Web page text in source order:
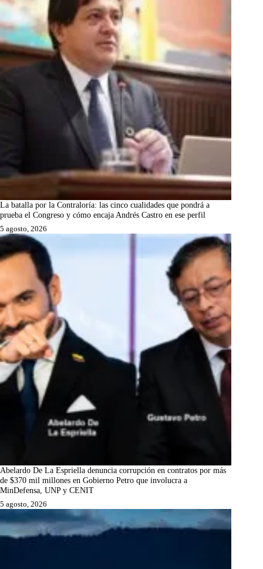
La batalla por la Contraloría: las cinco cualidades que pondrá a
prueba el Congreso y cómo encaja Andrés Castro en ese perfil
5 agosto, 2026
Abelardo De La Espriella denuncia corrupción en contratos por más
de $370 mil millones en Gobierno Petro que involucra a
MinDefensa, UNP y CENIT
5 agosto, 2026